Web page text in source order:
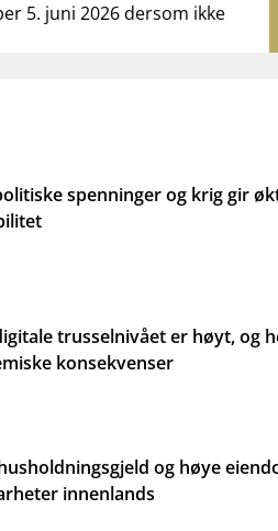
5. juni 2026 dersom ikke
spenninger og krig gir
trusselnivået er høyt, og
konsekvenser
og høye
innenlands